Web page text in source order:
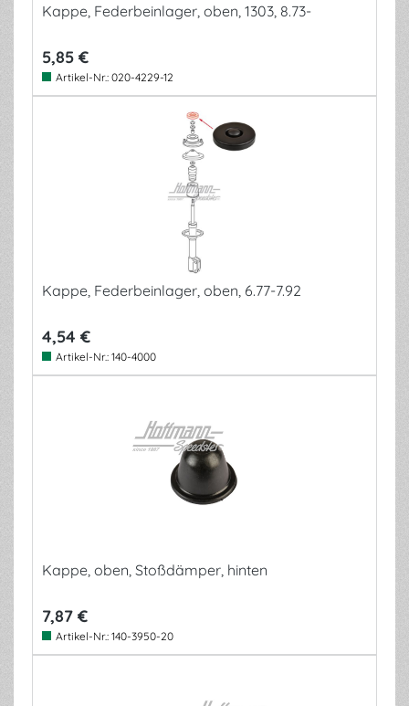
Kappe, Federbeinlager, oben, 1303, 8.73-
5,85 €
Artikel-Nr.: 020-4229-12
Kappe, Federbeinlager, oben, 6.77-7.92
4,54 €
Artikel-Nr.: 140-4000
Kappe, oben, Stoßdämper, hinten
7,87 €
Artikel-Nr.: 140-3950-20